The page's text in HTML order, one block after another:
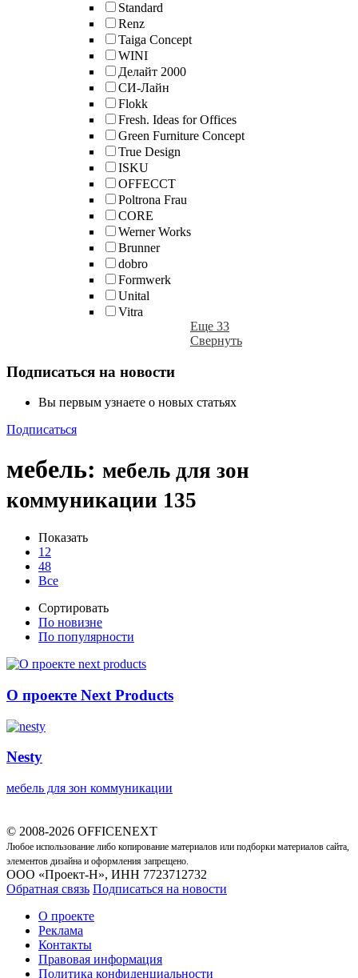
Standard
Renz
Taiga Concept
WINI
Делайт 2000
СИ-Лайн
Flokk
Fresh. Ideas for Offices
Green Furniture Concept
True Design
ISKU
OFFECCT
Poltrona Frau
CORE
Werner Works
Brunner
dobro
Formwerk
Unital
Vitra
Еще 33
Свернуть
Подписаться на новости
Вы первым узнаете о новых статьях
Подписаться
мебель: мебель для зон
коммуникации 135
Показать
12
48
Все
Сортировать
По новизне
По популярности
О проекте Next Products
Nesty
мебель для зон коммуникации
© 2008-2026 OFFICENEXT
Любое использование либо копирование материалов или подборки материалов сайта,
элементов дизайна и оформления запрещено.
ООО «Проект-Н», ИНН 7723712732
Обратная связь Подписаться на новости
О проекте
Реклама
Контакты
Правовая информация
Политика конфиденциальности